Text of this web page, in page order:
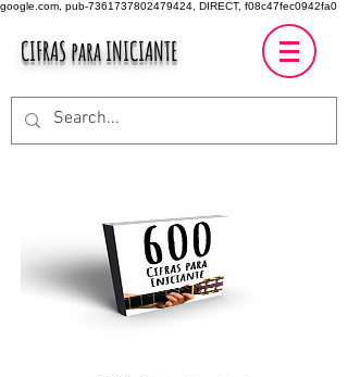
google.com, pub-7361737802479424, DIRECT, f08c47fec0942fa0
CIFRAS para INICIANTE